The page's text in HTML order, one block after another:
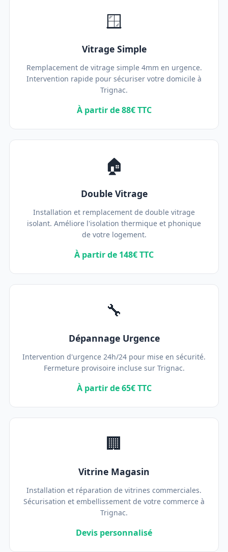
🪟
Vitrage Simple
Remplacement de vitrage simple 4mm en urgence.
Intervention rapide pour sécuriser votre domicile à
Trignac.
À partir de 88€ TTC
🏠
Double Vitrage
Installation et remplacement de double vitrage
isolant. Améliore l'isolation thermique et phonique
de votre logement.
À partir de 148€ TTC
🔧
Dépannage Urgence
Intervention d'urgence 24h/24 pour mise en sécurité.
Fermeture provisoire incluse sur Trignac.
À partir de 65€ TTC
🏢
Vitrine Magasin
Installation et réparation de vitrines commerciales.
Sécurisation et embellissement de votre commerce à
Trignac.
Devis personnalisé